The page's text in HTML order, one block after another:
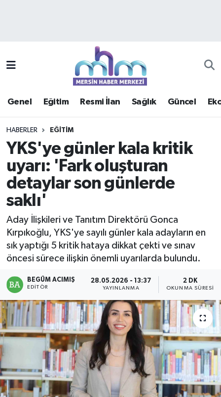
Genel Eğitim Resmi İlan Sağlık Güncel
HABERLER EĞITIM
YKS'ye günler kala kritik
uyarı: 'Fark oluşturan
detaylar son günlerde
saklı'
Aday İlişkileri ve Tanıtım Direktörü Gonca
Kırpıkoğlu, YKS'ye sayılı günler kala adayların en
sık yaptığı 5 kritik hataya dikkat çekti ve sınav
öncesi sürece ilişkin önemli uyarılarda bulundu.
BEGÜM ACIMIŞ
EDITÖR
28.05.2026 - 13:37
YAYINLANMA
2 DK
OKUNMA SÜRESI
Güncel
Haberde insan
Kültür - Sanat
Magazin
Mersin Tarihi
Özel Haber
Politika
Resmi İlan
Sağlık
Mersin Trafik Yoğunluk Haritası
Süper Lig Puan Durumu ve Fikstür
Haber Arşivi